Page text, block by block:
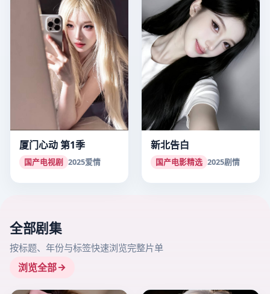
厦门心动 第1季
国产电视剧 2025爱情
新北告白
国产电影精选 2025剧情
全部剧集
按标题、年份与标签快速浏览完整片单
浏览全部